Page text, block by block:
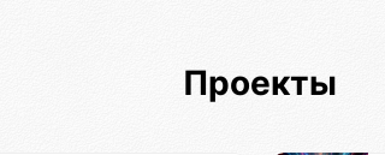
Проекты